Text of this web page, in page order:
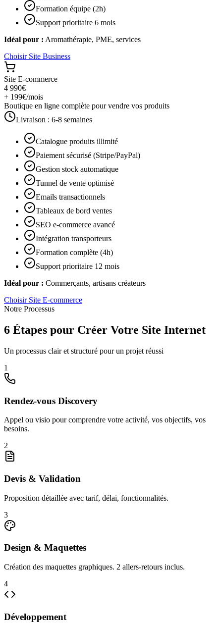
Formation équipe (2h)
Support prioritaire 6 mois
Idéal pour : Aromathérapie, PME, services
Choisir Site Business
Site E-commerce
4 990€
+ 199€/mois
Boutique en ligne complète pour vendre vos produits
Livraison : 6-8 semaines
Catalogue produits illimité
Paiement sécurisé (Stripe/PayPal)
Gestion stock automatique
Tunnel de vente optimisé
Emails transactionnels
Tableaux de bord ventes
SEO e-commerce avancé
Intégration transporteurs
Formation complète (4h)
Support prioritaire 12 mois
Idéal pour : Commerçants, artisans créateurs
Choisir Site E-commerce
Notre Processus
6 Étapes pour Créer Votre Site Internet
Un processus clair et structuré pour un projet réussi
1
Rendez-vous Discovery
Appel ou visio pour comprendre votre activité, vos objectifs, vos
besoins.
2
Devis & Validation
Proposition détaillée avec tarif, délai, fonctionnalités.
3
Design & Maquettes
Création des maquettes graphiques. 2 allers-retours inclus.
4
Développement